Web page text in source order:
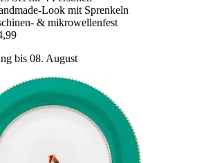
Look mit Sprenkeln
& mikrowellenfest
bis 08. August